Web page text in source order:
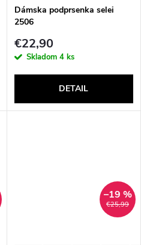
Dámska podprsenka selei
2506
€22,90
Skladom 4 ks
DETAIL
€25,99
–19 %